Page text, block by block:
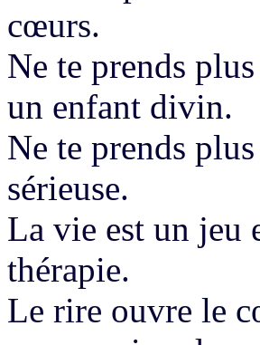
cœurs.
Ne te prends
un enfant divin.
Ne te prends
sérieuse.
La vie est un jeu
thérapie.
Le rire ouvre le